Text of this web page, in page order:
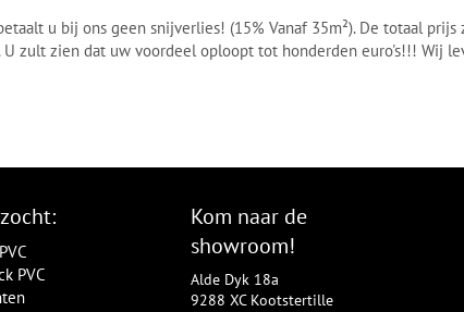
u bij ons geen snijverlies! (15% Vanaf 35m²). De totaal
zult zien dat uw voordeel oploopt tot honderden euro's!!! Wij
PVC
Kom naar de
showroom!
Alde Dyk 18a
9288 XC Kootstertille